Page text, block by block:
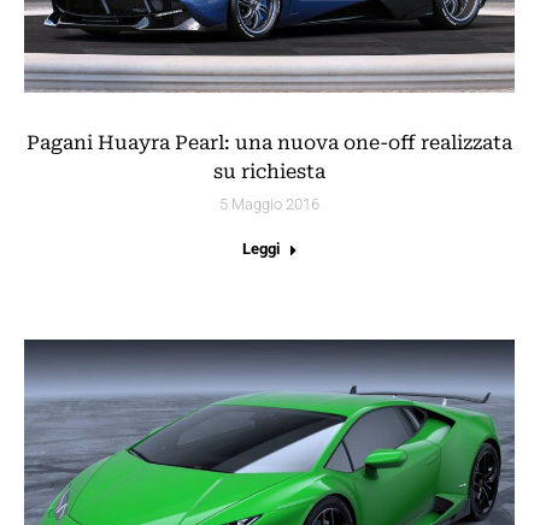
Pagani Huayra Pearl: una nuova one-off realizzata
su richiesta
5 Maggio 2016
Leggi